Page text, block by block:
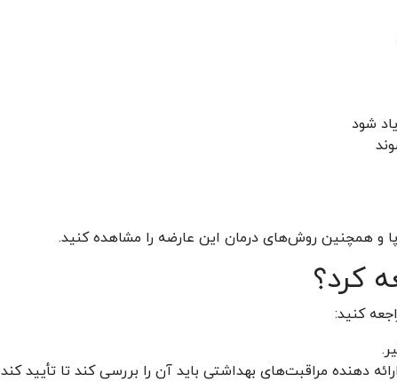
شود
و همچنین روش‌های درمان این عارضه را مشاهده کنید.
کرد؟
کنید:
دهنده مراقبت‌های بهداشتی باید آن را بررسی کند تا تأیید کند